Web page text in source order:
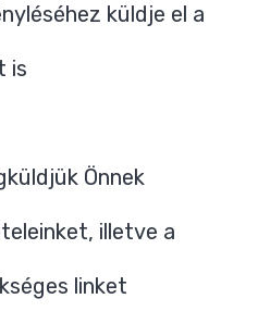
küldje el a
is
Önnek
illetve a
linket